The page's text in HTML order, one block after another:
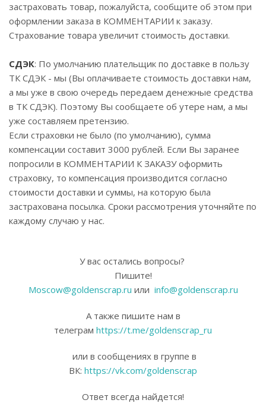
застраховать товар, пожалуйста, сообщите об этом при
оформлении заказа в КОММЕНТАРИИ к заказу.
Страхование товара увеличит стоимость доставки.
СДЭК: По умолчанию плательщик по доставке в пользу
ТК СДЭК - мы (Вы оплачиваете стоимость доставки нам,
а мы уже в свою очередь передаем денежные средства
в ТК СДЭК). Поэтому Вы сообщаете об утере нам, а мы
уже составляем претензию.
Если страховки не было (по умолчанию), сумма
компенсации составит 3000 рублей. Если Вы заранее
попросили в КОММЕНТАРИИ К ЗАКАЗУ оформить
страховку, то компенсация производится согласно
стоимости доставки и суммы, на которую была
застрахована посылка. Сроки рассмотрения уточняйте по
каждому случаю у нас.
У вас остались вопросы?
Пишите!
Moscow@goldenscrap.ru или info@goldenscrap.ru
А также пишите нам в
телеграм https://t.me/goldenscrap_ru
или в сообщениях в группе в
ВК: https://vk.com/goldenscrap
Ответ всегда найдется!